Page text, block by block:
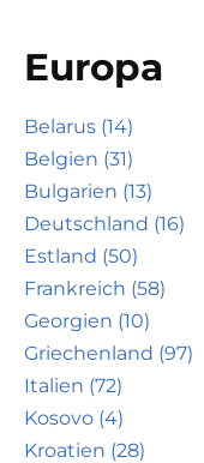
Europa
Belarus (14)
Belgien (31)
Bulgarien (13)
Deutschland (16)
Estland (50)
Frankreich (58)
Georgien (10)
Griechenland (97)
Italien (72)
Kosovo (4)
Kroatien (28)